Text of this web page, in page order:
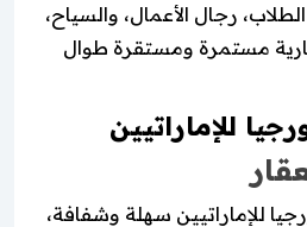
رجال الأعمال، والسياح،
مستمرة ومستقرة طوال
للإماراتيين
للإماراتيين سهلة وشفافة،